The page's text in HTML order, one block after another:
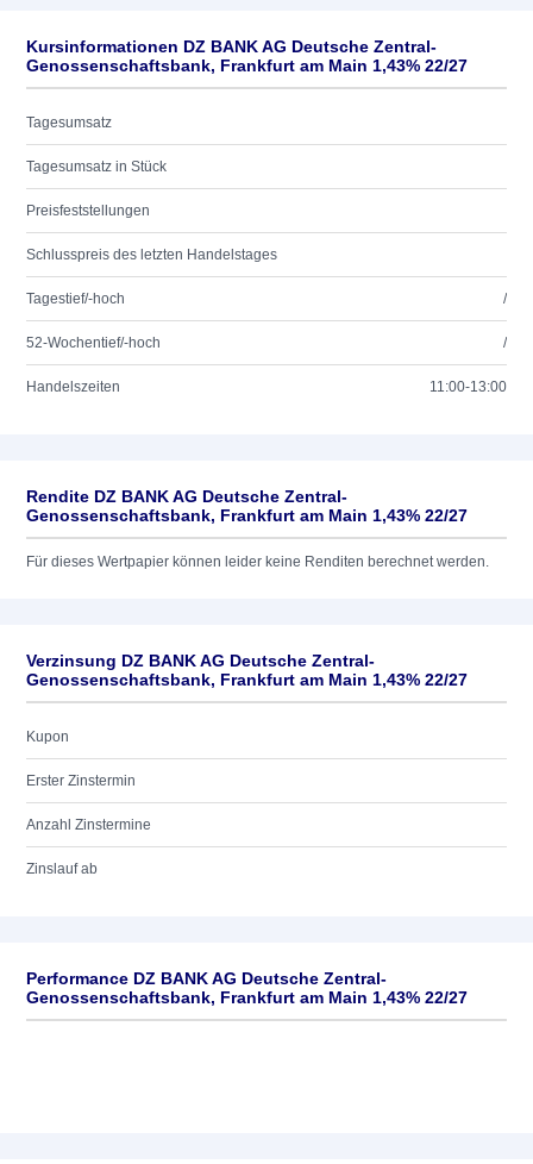
Kursinformationen DZ BANK AG Deutsche Zentral-
Genossenschaftsbank, Frankfurt am Main 1,43% 22/27
Tagesumsatz
Tagesumsatz in Stück
Preisfeststellungen
Schlusspreis des letzten Handelstages
Tagestief/-hoch /
52-Wochentief/-hoch /
Handelszeiten 11:00-13:00
Rendite DZ BANK AG Deutsche Zentral-
Genossenschaftsbank, Frankfurt am Main 1,43% 22/27
Für dieses Wertpapier können leider keine Renditen berechnet werden.
Verzinsung DZ BANK AG Deutsche Zentral-
Genossenschaftsbank, Frankfurt am Main 1,43% 22/27
Kupon
Erster Zinstermin
Anzahl Zinstermine
Zinslauf ab
Performance DZ BANK AG Deutsche Zentral-
Genossenschaftsbank, Frankfurt am Main 1,43% 22/27